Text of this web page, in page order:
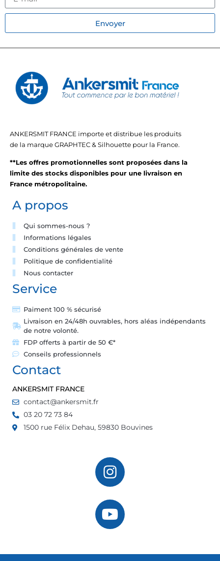
Envoyer
ANKERSMIT FRANCE importe et distribue les produits
de la marque GRAPHTEC & Silhouette pour la France.
**Les offres promotionnelles sont proposées dans la
limite des stocks disponibles pour une livraison en
France métropolitaine.
A propos
Qui sommes-nous ?
Informations légales
Conditions générales de vente
Politique de confidentialité
Nous contacter
Service
Paiment 100 % sécurisé
Livraison en 24/48h ouvrables, hors aléas indépendants
de notre volonté.
FDP offerts à partir de 50 €*
Conseils professionnels
Contact
ANKERSMIT FRANCE
contact@ankersmit.fr
03 20 72 73 84
1500 rue Félix Dehau, 59830 Bouvines